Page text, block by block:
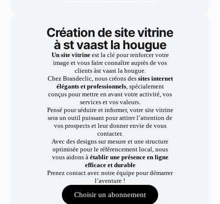
Création de site vitrine
à st vaast la hougue
Un site vitrineest la clé pour renforcer votre
image et vous faire connaître auprès de vos
clients àst vaast la hougue.
Chez Brandeclic, nous créons dessites internet
élégants et professionnels, spécialement
conçus pour mettre en avant votre activité, vos
services et vos valeurs.
Pensé pour séduire et informer, votre site vitrine
sera un outil puissant pour attirer l’attention de
vos prospects et leur donner envie de vous
contacter.
Avec des designs sur mesure et une structure
optimisée pour le référencement local, nous
vous aidons à établir une présence en ligne
efficace et durable
Prenez contact avec notre équipe pour démarrer
l’aventure !
Choisir un abonnement